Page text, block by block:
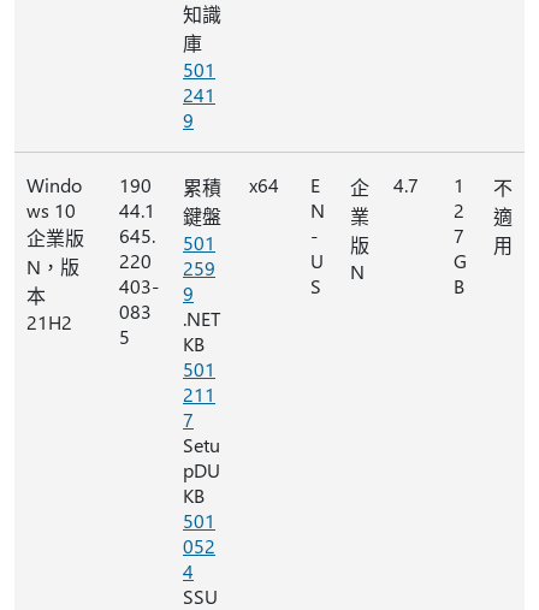
知識
庫
501
241
9
Windo
ws 10
企業版
N，版
本
21H2
190
44.1
645.
220
403-
083
5
累積
鍵盤
501
259
9
.NET
KB
501
211
7
Setu
pDU
KB
501
052
4
SSU
x64
E
N
-
U
S
企
業
版
N
4.7
1
2
7
G
B
不
適
用